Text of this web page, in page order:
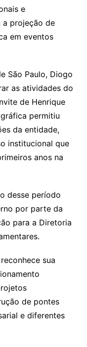
e
a projeção de
em eventos
São Paulo, Diogo
as atividades do
de Henrique
permitiu
da entidade,
institucional que
anos na
desse período
por parte da
para a Diretoria
sua
de pontes
e diferentes